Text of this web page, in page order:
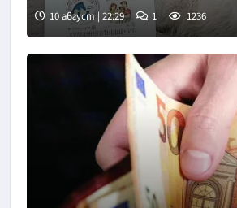
10 август | 22:29 1 1236